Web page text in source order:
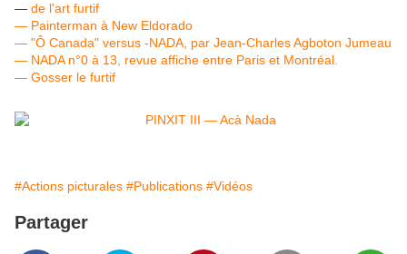
— de l'art furtif
— Painterman à New Eldorado
— "Ô Canada" versus -NADA, par Jean-Charles Agboton Jumeau
— NADA n°0 à 13, revue affiche entre Paris et Montréal.
— Gosser le furtif
#Actions picturales #Publications #Vidéos
Partager